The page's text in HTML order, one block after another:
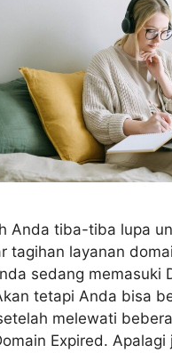
Anda tiba-tiba lupa
tagihan layanan
sedang memasuki
tetapi Anda bisa
melewati
Expired. Apalagi